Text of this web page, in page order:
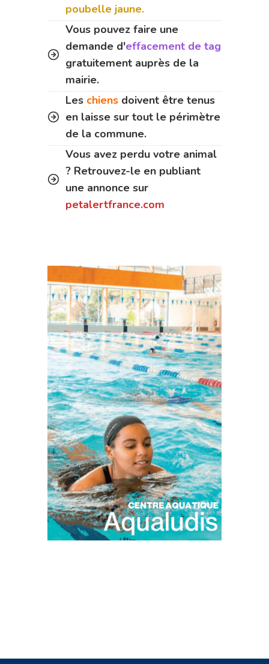
poubelle jaune.
Vous pouvez faire une
demande d'effacement de tag
gratuitement auprès de la
mairie.
Les chiens doivent être tenus
en laisse sur tout le périmètre
de la commune.
Vous avez perdu votre animal
? Retrouvez-le en publiant
une annonce sur
petalertfrance.com